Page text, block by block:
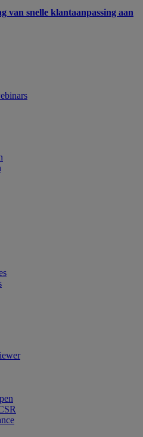
van snelle klantaanpassing aan